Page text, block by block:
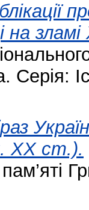
на
Серія:
ХХ ст.).